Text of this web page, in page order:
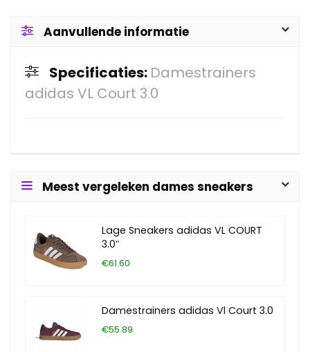
Aanvullende informatie
Specificaties: Damestrainers
adidas VL Court 3.0
Meest vergeleken dames sneakers
Lage Sneakers adidas VL COURT
3.0″
€61.60
Damestrainers adidas Vl Court 3.0
€55.89